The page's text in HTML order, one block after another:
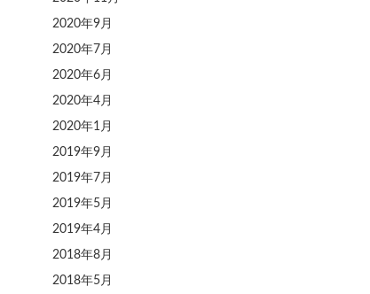
2020年9月
2020年7月
2020年6月
2020年4月
2020年1月
2019年9月
2019年7月
2019年5月
2019年4月
2018年8月
2018年5月